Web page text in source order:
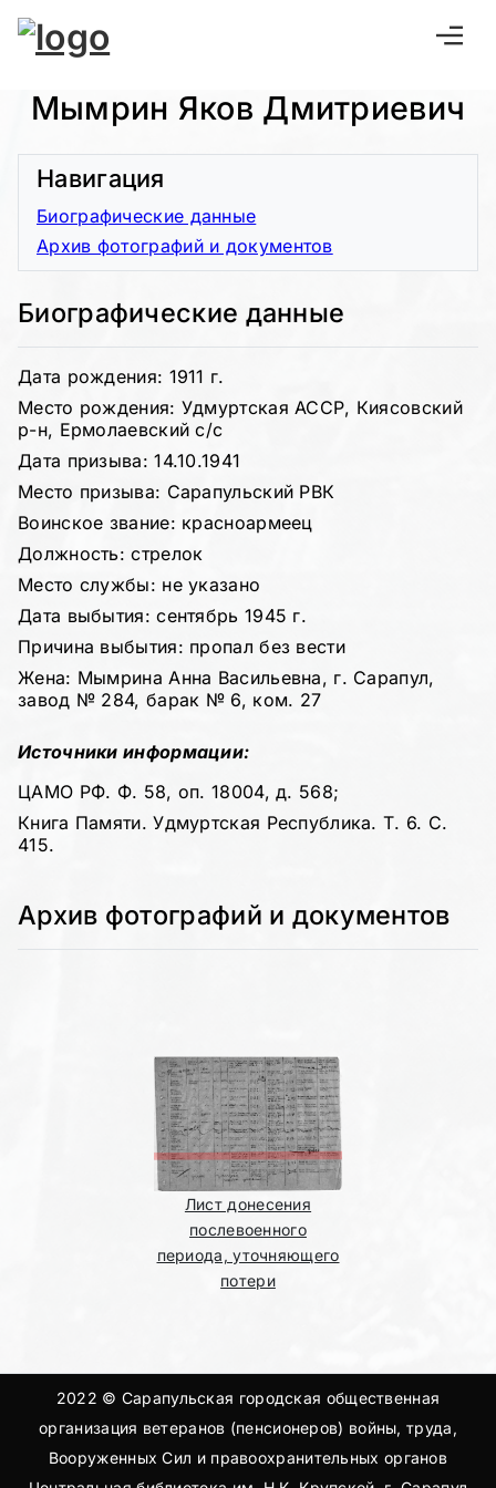
Мымрин Яков Дмитриевич
Биографические данные
Дата рождения: 1911 г.
Место рождения: Удмуртская АССР, Киясовский
р-н, Ермолаевский с/с
Дата призыва: 14.10.1941
Место призыва: Сарапульский РВК
Воинское звание: красноармеец
Должность: стрелок
Место службы: не указано
Дата выбытия: сентябрь 1945 г.
Причина выбытия: пропал без вести
Жена: Мымрина Анна Васильевна, г. Сарапул,
завод № 284, барак № 6, ком. 27
Источники информации:
ЦАМО РФ. Ф. 58, оп. 18004, д. 568;
Книга Памяти. Удмуртская Республика. Т. 6. С.
415.
Навигация
Биографические данные
Архив фотографий и документов
Архив фотографий и документов
Лист донесения
послевоенного
периода, уточняющего
потери
2022 © Сарапульская городская общественная
организация ветеранов (пенсионеров) войны, труда,
Вооруженных Сил и правоохранительных органов